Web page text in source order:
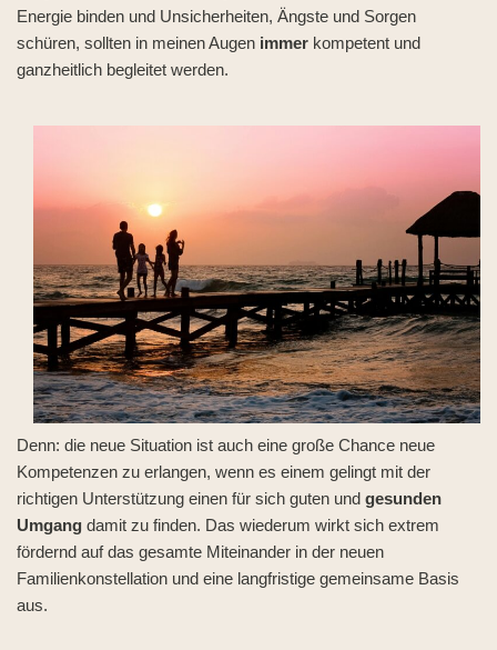
Energie binden und Unsicherheiten, Ängste und Sorgen
schüren, sollten in meinen Augen immer kompetent und
ganzheitlich begleitet werden.
Denn: die neue Situation ist auch eine große Chance neue
Kompetenzen zu erlangen, wenn es einem gelingt mit der
richtigen Unterstützung einen für sich guten und gesunden
Umgang damit zu finden. Das wiederum wirkt sich extrem
fördernd auf das gesamte Miteinander in der neuen
Familienkonstellation und eine langfristige gemeinsame Basis
aus.